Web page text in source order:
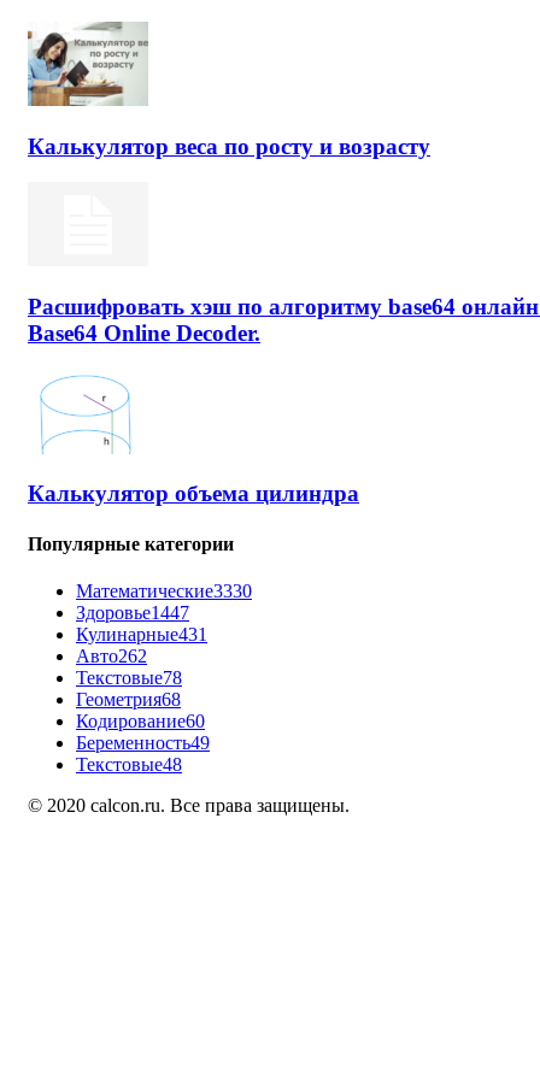
Калькулятор веса по росту и возрасту
Расшифровать хэш по алгоритму base64
Base64 Online Decoder.
Калькулятор объема цилиндра
Популярные категории
Математические3330
Здоровье1447
Кулинарные431
Авто262
Текстовые78
Геометрия68
Кодирование60
Беременность49
Текстовые48
© 2020 calcon.ru. Все права защищены.